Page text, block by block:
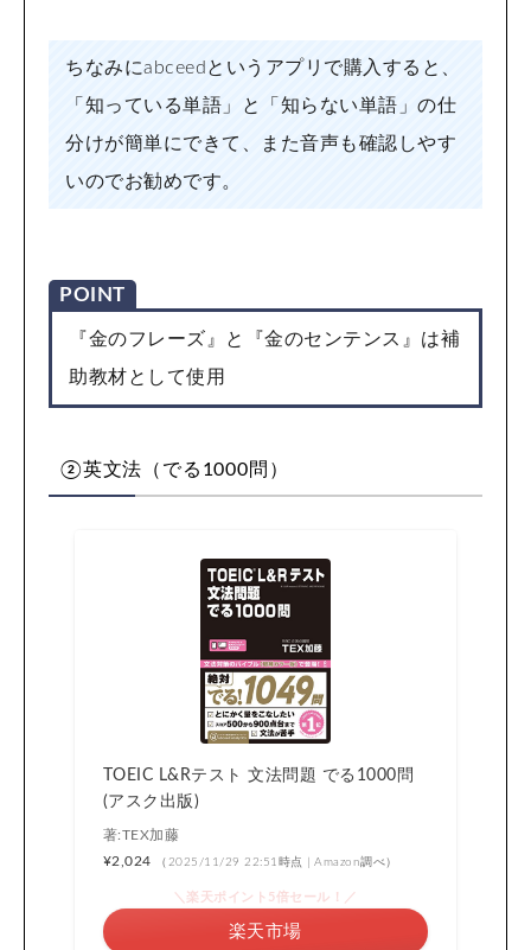
ちなみにabceedというアプリで購入すると、
「知っている単語」と「知らない単語」の仕
分けが簡単にできて、また音声も確認しやす
いのでお勧めです。
POINT
『金のフレーズ』と『金のセンテンス』は補
助教材として使用
②英文法（でる1000問）
TOEIC L&Rテスト 文法問題 でる1000問
(アスク出版)
著:TEX加藤
¥2,024
（2025/11/29 22:51時点 | Amazon調べ）
＼楽天ポイント5倍セール！／
楽天市場